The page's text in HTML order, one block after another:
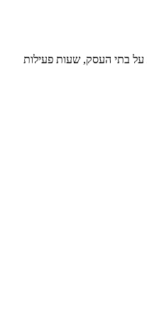
על בתי העסק, שעות פעילות